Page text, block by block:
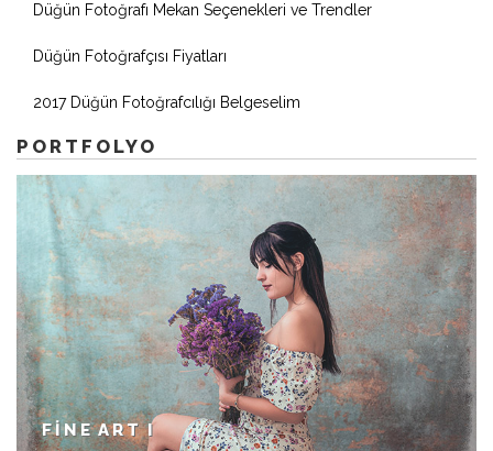
Düğün Fotoğrafı Mekan Seçenekleri ve Trendler
Düğün Fotoğrafçısı Fiyatları
2017 Düğün Fotoğrafcılığı Belgeselim
PORTFOLYO
FINE ART I